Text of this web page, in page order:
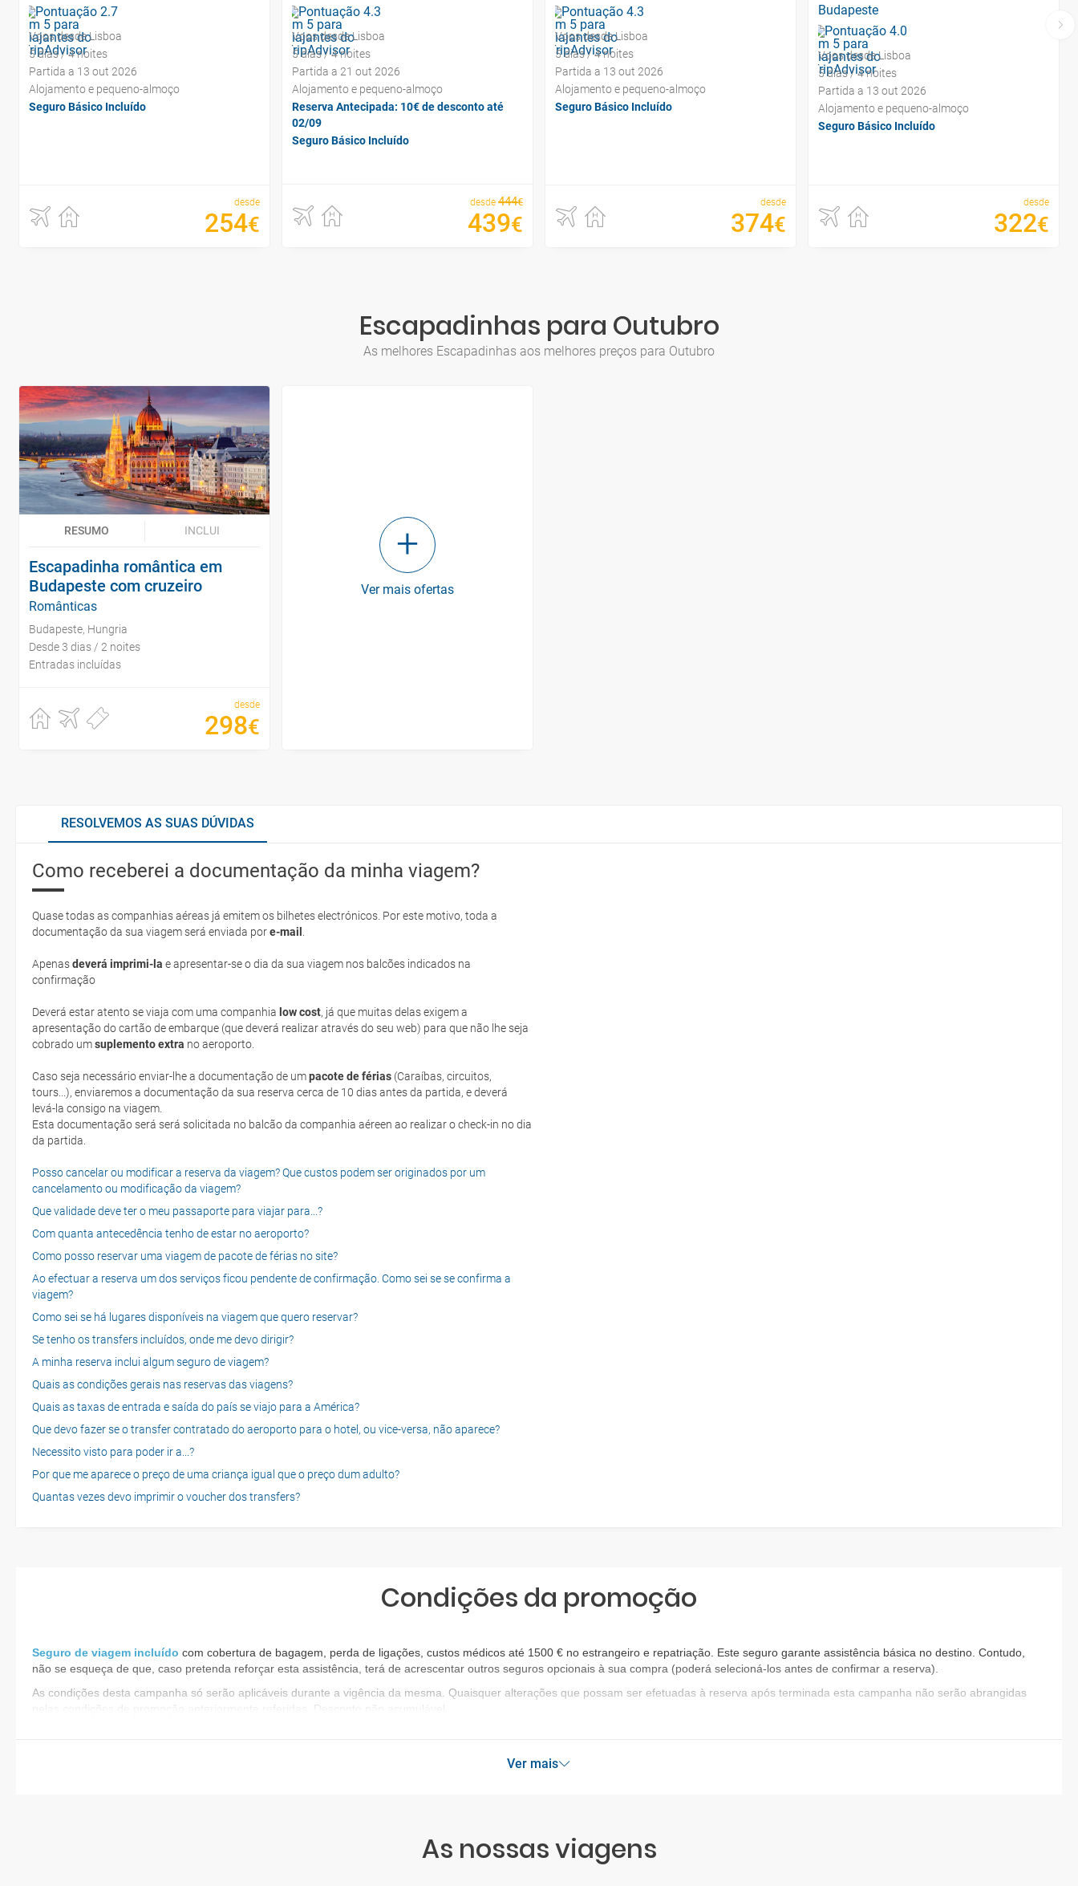
Voos desde Lisboa
5 dias / 4 noites
Partida a 13 out 2026
Alojamento e pequeno-almoço
Seguro Básico Incluído
desde
254€
Voos desde Lisboa
5 dias / 4 noites
Partida a 21 out 2026
Alojamento e pequeno-almoço
Reserva Antecipada: 10€ de desconto até
02/09
Seguro Básico Incluído
desde 444€
439€
Voos desde Lisboa
5 dias / 4 noites
Partida a 13 out 2026
Alojamento e pequeno-almoço
Seguro Básico Incluído
desde
374€
Budapeste
Voos desde Lisboa
5 dias / 4 noites
Partida a 13 out 2026
Alojamento e pequeno-almoço
Seguro Básico Incluído
desde
322€
Escapadinhas para Outubro
As melhores Escapadinhas aos melhores preços para Outubro
RESUMO INCLUI
Escapadinha romântica em
Budapeste com cruzeiro
Românticas
Budapeste, Hungria
Desde 3 dias / 2 noites
Entradas incluídas
desde
298€
Ver mais ofertas
RESOLVEMOS AS SUAS DÚVIDAS
Como receberei a documentação da minha viagem?
Quase todas as companhias aéreas já emitem os bilhetes electrónicos. Por este motivo, toda a
documentação da sua viagem será enviada pore-mail
Apenasdeverá imprimi-la e apresentar-se o dia da sua viagem nos balcões indicados na
confirmação
Deverá estar atento se viaja com uma companhia low cost, já que muitas delas exigem a
apresentação do cartão de embarque (que deverá realizar através do seu web) para que não lhe seja
cobrado umsuplemento extra no aeroporto.
Caso seja necessário enviar-lhe a documentação de umpacote de férias (Caraíbas, circuitos,
tours...), enviaremos a documentação da sua reserva cerca de 10 dias antes da partida, e deverá
levá-la consigo na viagem.
Esta documentação será será solicitada no balcão da companhia aéreen ao realizar o check-in no dia
da partida.
Posso cancelar ou modificar a reserva da viagem? Que custos podem ser originados por um
cancelamento ou modificação da viagem?
Que validade deve ter o meu passaporte para viajar para...?
Com quanta antecedência tenho de estar no aeroporto?
Como posso reservar uma viagem de pacote de férias no site?
Ao efectuar a reserva um dos serviços ficou pendente de confirmação. Como sei se se confirma a
viagem?
Como sei se há lugares disponíveis na viagem que quero reservar?
Se tenho os transfers incluídos, onde me devo dirigir?
A minha reserva inclui algum seguro de viagem?
Quais as condições gerais nas reservas das viagens?
Quais as taxas de entrada e saída do país se viajo para a América?
Que devo fazer se o transfer contratado do aeroporto para o hotel, ou vice-versa, não aparece?
Necessito visto para poder ir a...?
Por que me aparece o preço de uma criança igual que o preço dum adulto?
Quantas vezes devo imprimir o voucher dos transfers?
Condições da promoção
Seguro de viagem incluído com cobertura de bagagem, perda de ligações, custos médicos até 1500 € no estrangeiro e repatriação. Este seguro garante assistência básica no destino. Contudo,
não se esqueça de que, caso pretenda reforçar esta assistência, terá de acrescentar outros seguros opcionais à sua compra (poderá selecioná-los antes de confirmar a reserva).
As condições desta campanha só serão aplicáveis durante a vigência da mesma. Quaisquer alterações que possam ser efetuadas à reserva após terminada esta campanha não serão abrangidas
pelas condições de promoção anteriormente referidas. Desconto não acumulável.
Ver mais
As nossas viagens